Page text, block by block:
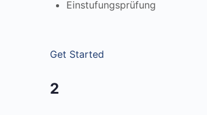
Einstufungsprüfung
Get Started
2